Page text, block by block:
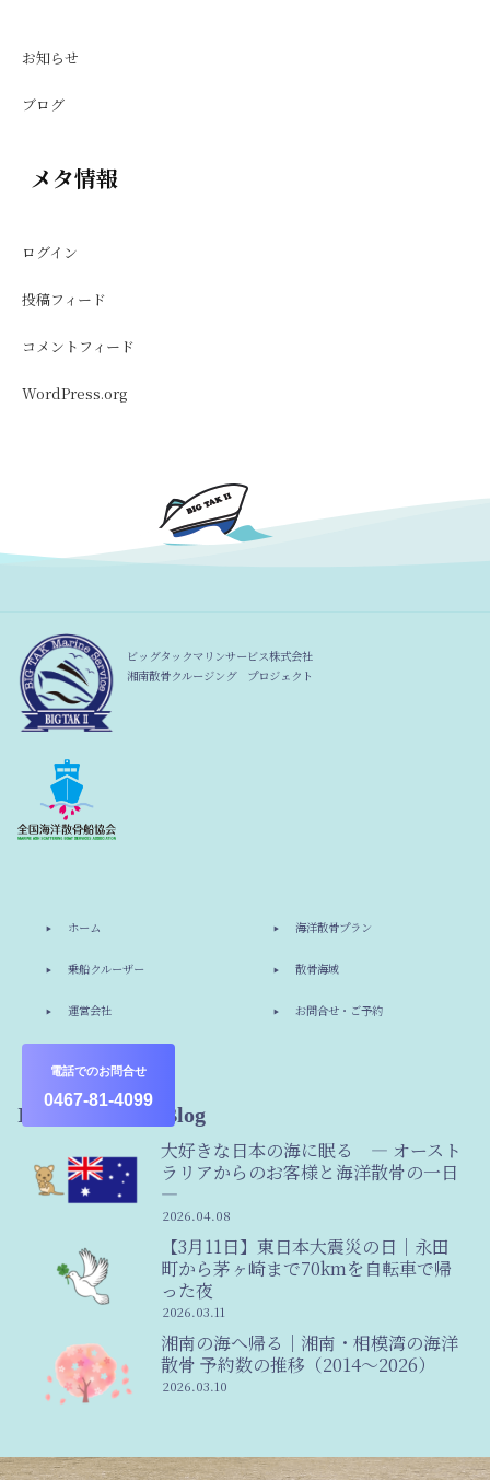
電話でのお問合せ
0467-81-4099
お知らせ
ブログ
メタ情報
ログイン
投稿フィード
コメントフィード
WordPress.org
ビッグタックマリンサービス株式会社
湘南散骨クルージング プロジェクト
ホーム 海洋散骨プラン
乗船クルーザー 散骨海域
運営会社 お問合せ・ご予約
Information & Blog
大好きな日本の海に眠る ― オースト
ラリアからのお客様と海洋散骨の一日
―
2026.04.08
【3月11日】東日本大震災の日｜永田
町から茅ヶ崎まで70kmを自転車で帰
った夜
2026.03.11
湘南の海へ帰る｜湘南・相模湾の海洋
散骨 予約数の推移（2014〜2026）
2026.03.10